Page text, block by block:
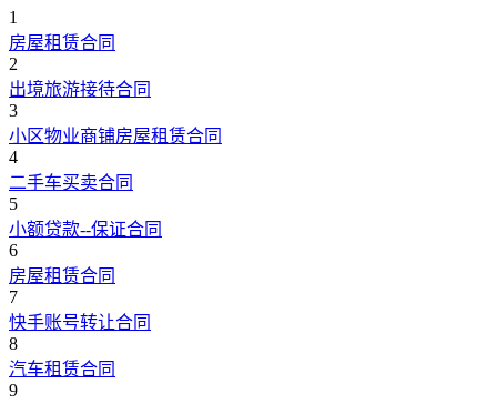
1
房屋租赁合同
2
出境旅游接待合同
3
小区物业商铺房屋租赁合同
4
二手车买卖合同
5
小额贷款--保证合同
6
房屋租赁合同
7
快手账号转让合同
8
汽车租赁合同
9